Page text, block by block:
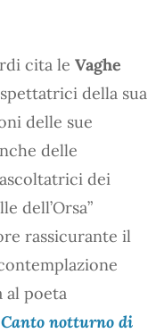
cita le Vaghe
della sua
delle sue
delle
dei
dell’Orsa”
rassicurante il
al poeta
Canto notturno di